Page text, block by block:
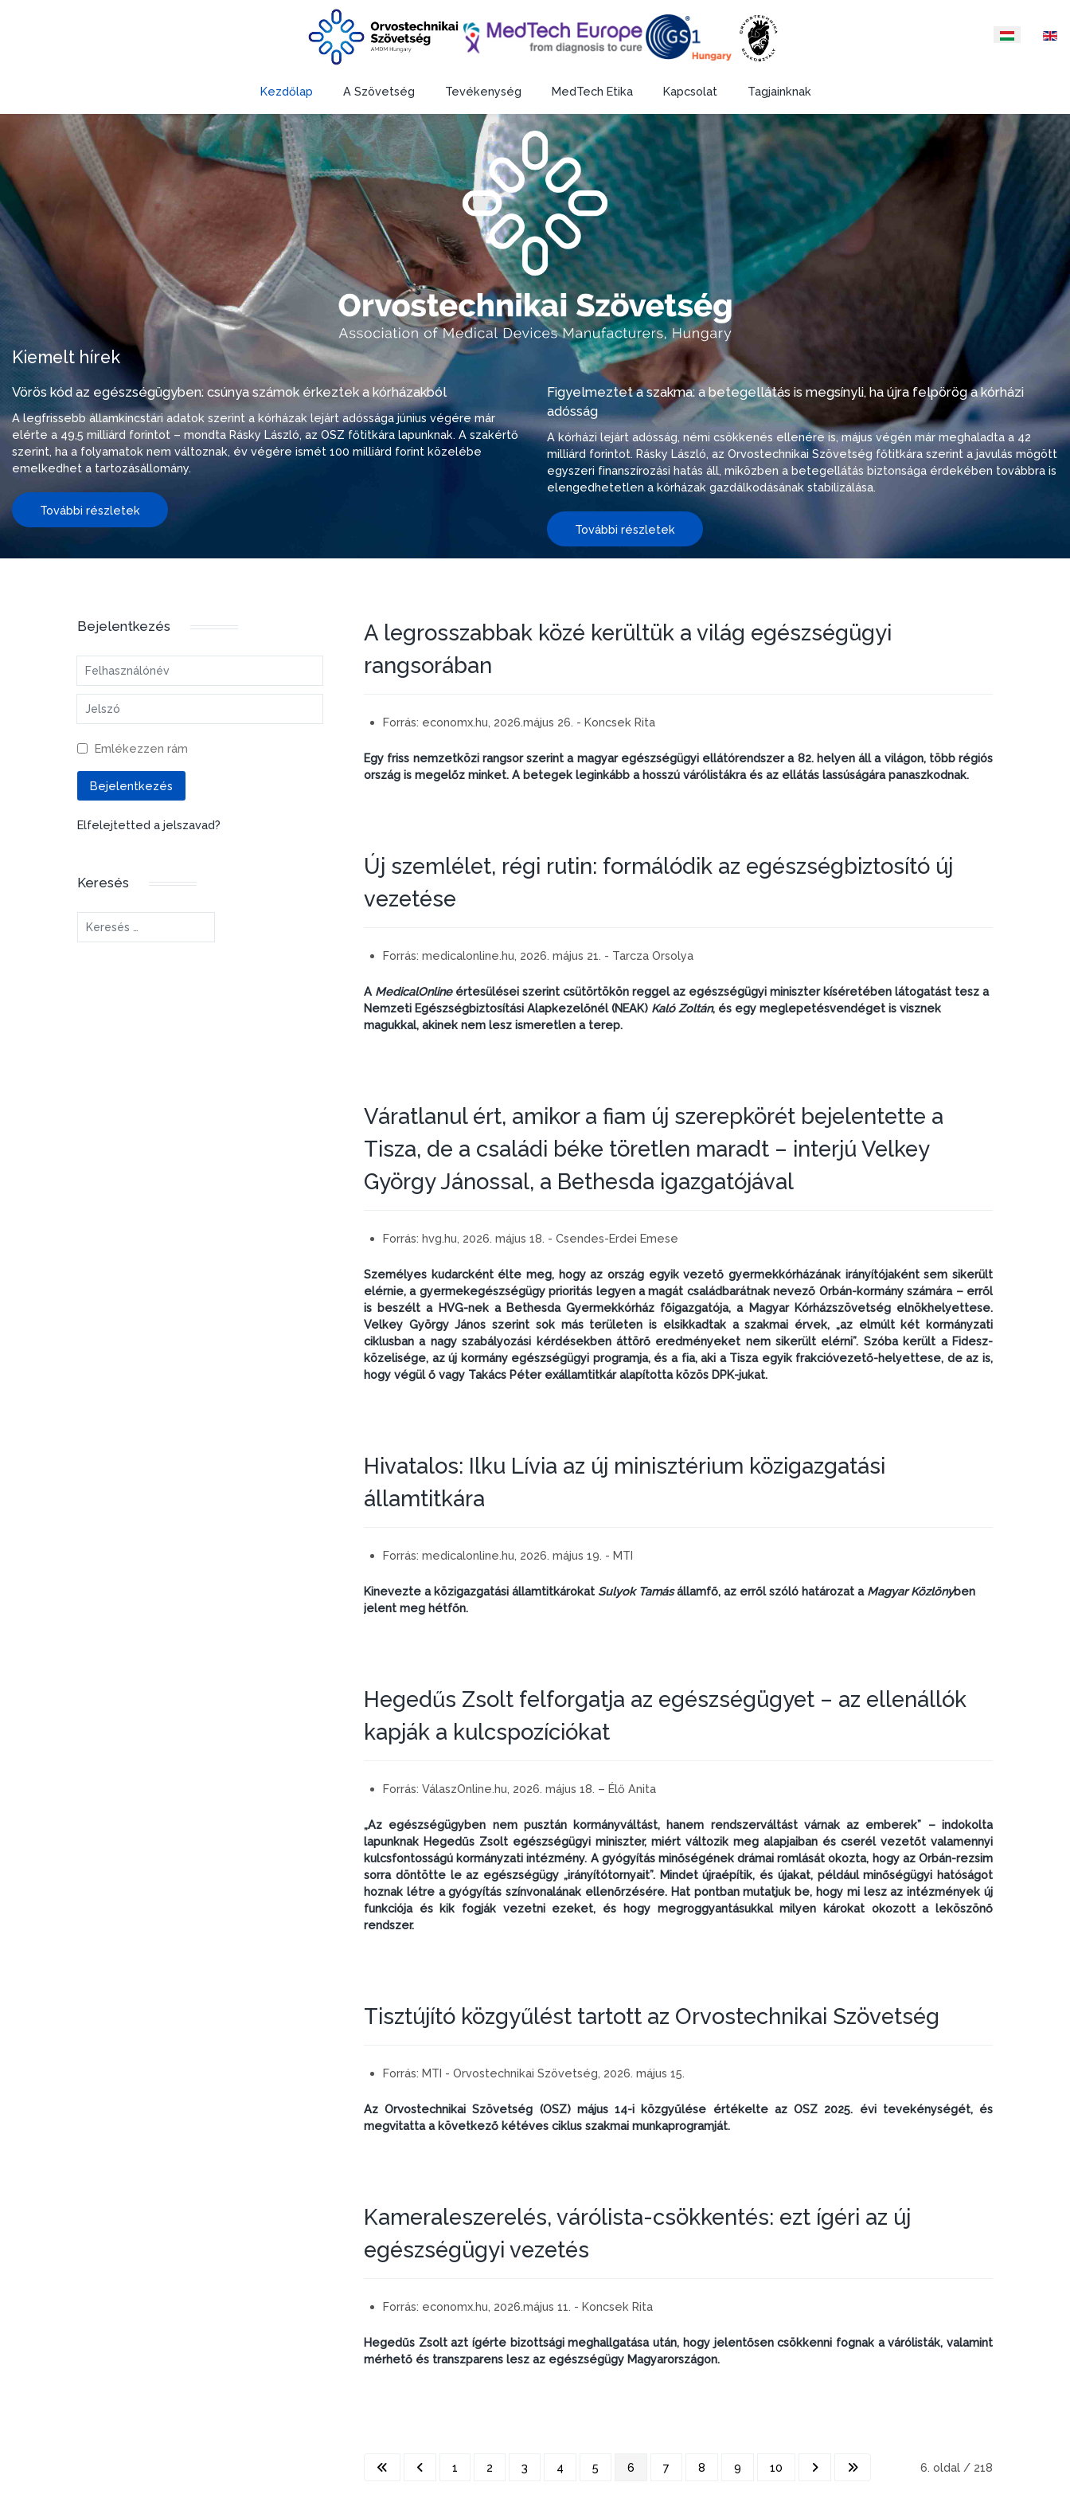
Válasszon nyelvet
Kezdőlap A Szövetség Tevékenység MedTech Etika Kapcsolat Tagjainknak
Kiemelt hírek
Vörös kód az egészségügyben: csúnya számok érkeztek a kórházakból
A legfrissebb államkincstári adatok szerint a kórházak lejárt adóssága június végére már
elérte a 49,5 milliárd forintot – mondta Rásky László, az OSZ főtitkára lapunknak. A szakértő
szerint, ha a folyamatok nem változnak, év végére ismét 100 milliárd forint közelébe
emelkedhet a tartozásállomány.
További részletek
Figyelmeztet a szakma: a betegellátás is megsínyli, ha újra felpörög a kórházi
adósság
A kórházi lejárt adósság, némi csökkenés ellenére is, május végén már meghaladta a 42
milliárd forintot. Rásky László, az Orvostechnikai Szövetség főtitkára szerint a javulás mögött
egyszeri finanszírozási hatás áll, miközben a betegellátás biztonsága érdekében továbbra is
elengedhetetlen a kórházak gazdálkodásának stabilizálása.
További részletek
Bejelentkezés
Felhasználónév
Jelszó
Emlékezzen rám
Bejelentkezés
Elfelejtetted a jelszavad?
Keresés
Keresés...
A legrosszabbak közé kerültük a világ egészségügyi
rangsorában
Forrás: economx.hu, 2026.május 26. - Koncsek Rita
Egy friss nemzetközi rangsor szerint a magyar egészségügyi ellátórendszer a 82. helyen áll a világon, több régiós
ország is megelőz minket. A betegek leginkább a hosszú várólistákra és az ellátás lassúságára panaszkodnak.
Új szemlélet, régi rutin: formálódik az egészségbiztosító új
vezetése
Forrás: medicalonline.hu, 2026. május 21. - Tarcza Orsolya
A MedicalOnlineértesülései szerint csütörtökön reggel az egészségügyi miniszter kíséretében látogatást tesz a
Nemzeti Egészségbiztosítási Alapkezelőnél (NEAK) Kaló Zoltán, és egy meglepetésvendéget is visznek
magukkal, akinek nem lesz ismeretlen a terep.
Váratlanul ért, amikor a fiam új szerepkörét bejelentette a
Tisza, de a családi béke töretlen maradt – interjú Velkey
György Jánossal, a Bethesda igazgatójával
Forrás: hvg.hu, 2026. május 18. - Csendes-Erdei Emese
Személyes kudarcként élte meg, hogy az ország egyik vezető gyermekkórházának irányítójaként sem sikerült
elérnie, a gyermekegészségügy prioritás legyen a magát családbarátnak nevező Orbán-kormány számára – erről
is beszélt a HVG-nek a Bethesda Gyermekkórház főigazgatója, a Magyar Kórházszövetség elnökhelyettese.
Velkey György János szerint sok más területen is elsikkadtak a szakmai érvek, „az elmúlt két kormányzati
ciklusban a nagy szabályozási kérdésekben áttörő eredményeket nem sikerült elérni”. Szóba került a Fidesz-
közelisége, az új kormány egészségügyi programja, és a fia, aki a Tisza egyik frakcióvezető-helyettese, de az is,
hogy végül ő vagy Takács Péter exállamtitkár alapította közös DPK-jukat.
Hivatalos: Ilku Lívia az új minisztérium közigazgatási
államtitkára
Forrás: medicalonline.hu, 2026. május 19. - MTI
Kinevezte a közigazgatási államtitkárokat Sulyok Tamásállamfő, az erről szóló határozat a Magyar Közlönyben
jelent meg hétfőn.
Hegedűs Zsolt felforgatja az egészségügyet – az ellenállók
kapják a kulcspozíciókat
Forrás: VálaszOnline.hu, 2026. május 18. – Élő Anita
„Az egészségügyben nem pusztán kormányváltást, hanem rendszerváltást várnak az emberek” – indokolta
lapunknak Hegedűs Zsolt egészségügyi miniszter, miért változik meg alapjaiban és cserél vezetőt valamennyi
kulcsfontosságú kormányzati intézmény. A gyógyítás minőségének drámai romlását okozta, hogy az Orbán-rezsim
sorra döntötte le az egészségügy „irányítótornyait”. Mindet újraépítik, és újakat, például minőségügyi hatóságot
hoznak létre a gyógyítás színvonalának ellenőrzésére. Hat pontban mutatjuk be, hogy mi lesz az intézmények új
funkciója és kik fogják vezetni ezeket, és hogy megroggyantásukkal milyen károkat okozott a leköszönő
rendszer.
Tisztújító közgyűlést tartott az Orvostechnikai Szövetség
Forrás: MTI - Orvostechnikai Szövetség, 2026. május 15.
Az Orvostechnikai Szövetség (OSZ) május 14-i közgyűlése értékelte az OSZ 2025. évi tevekénységét, és
megvitatta a következő kétéves ciklus szakmai munkaprogramját.
Kameraleszerelés, várólista-csökkentés: ezt ígéri az új
egészségügyi vezetés
Forrás: economx.hu, 2026.május 11. - Koncsek Rita
Hegedűs Zsolt azt ígérte bizottsági meghallgatása után, hogy jelentősen csökkenni fognak a várólisták, valamint
mérhető és transzparens lesz az egészségügy Magyarországon.
6. oldal / 218
1 2 3 4 5 6 7 8 9 10